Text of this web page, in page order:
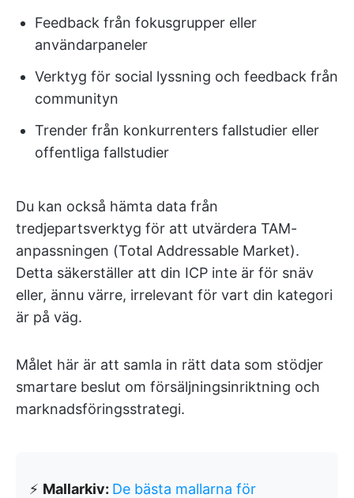
Feedback från fokusgrupper eller
användarpaneler
Verktyg för social lyssning och feedback från
communityn
Trender från konkurrenters fallstudier eller
offentliga fallstudier
Du kan också hämta data från
tredjepartsverktyg för att utvärdera TAM-
anpassningen (Total Addressable Market).
Detta säkerställer att din ICP inte är för snäv
eller, ännu värre, irrelevant för vart din kategori
är på väg.
Målet här är att samla in rätt data som stödjer
smartare beslut om försäljningsinriktning och
marknadsföringsstrategi.
⚡ Mallarkiv: De bästa mallarna för